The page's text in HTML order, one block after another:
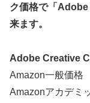
ク価格で「
来ます。
Adobe Creative
Amazon一般価
Amazonアカデ